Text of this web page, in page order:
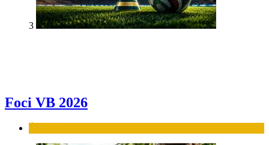
3
Foci VB 2026